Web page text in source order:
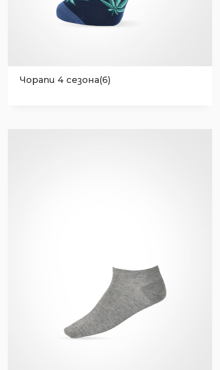
Чорапи 4 сезона(6)